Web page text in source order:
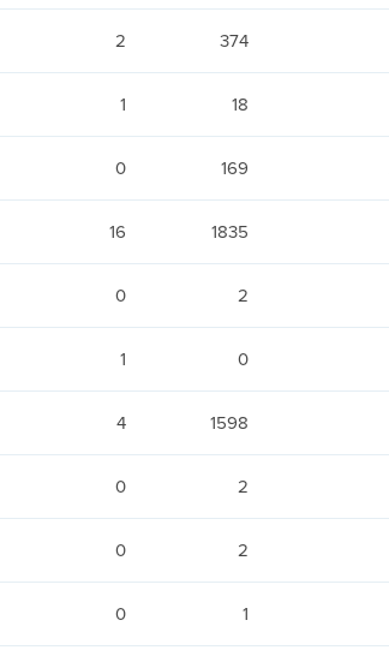
2 374
1 18
0 169
16 1835
0 2
1 0
4 1598
0 2
0 2
0 1